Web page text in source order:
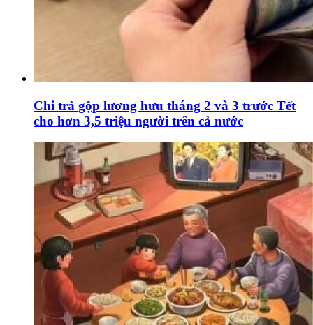
Chi trả gộp lương hưu tháng 2 và 3 trước Tết
cho hơn 3,5 triệu người trên cả nước